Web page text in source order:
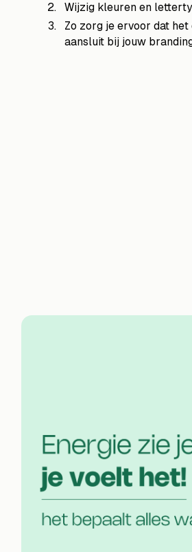
Wijzig kleuren en
Zo zorg je ervoor dat
aansluit bij jouw